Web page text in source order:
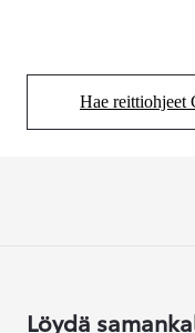
Hae reittiohjeet
Löydä